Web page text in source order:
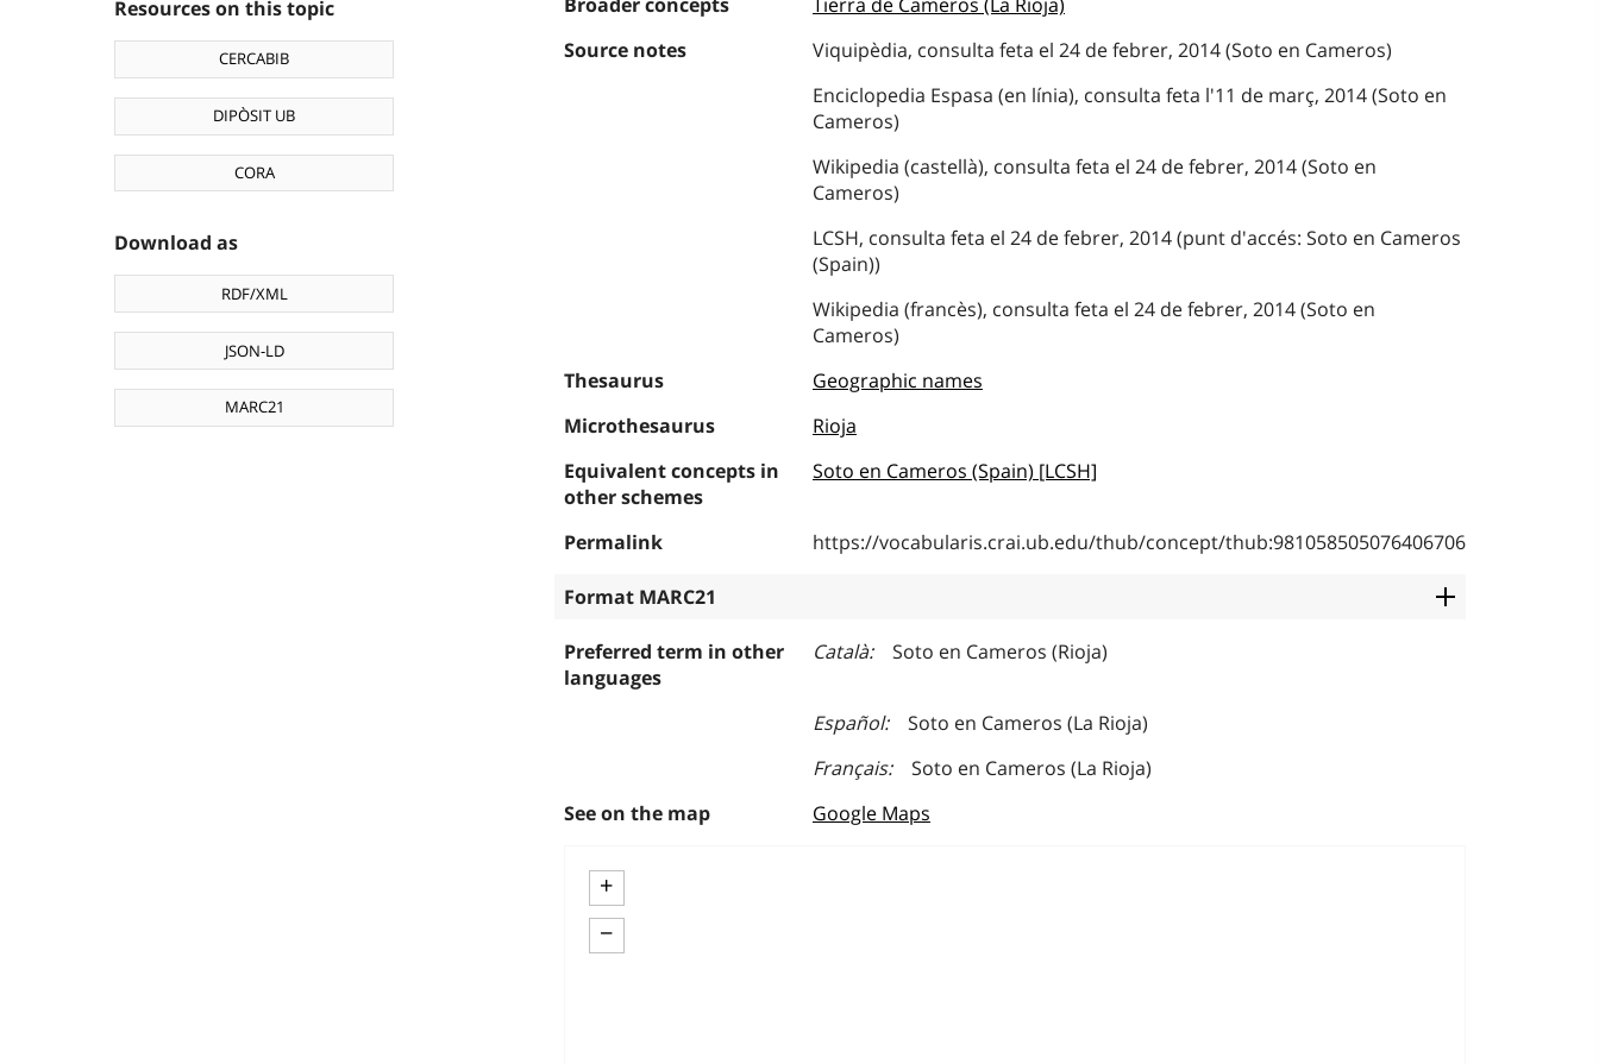
Resources on this topic
CERCABIB
DIPÒSIT UB
CORA
Download as
RDF/XML
JSON-LD
MARC21
Source notes
Viquipèdia, consulta feta el 24 de febrer, 2014 (Soto en Cameros)
Enciclopedia Espasa (en línia), consulta feta l'11 de març, 2014 (Soto en
Cameros)
Wikipedia (castellà), consulta feta el 24 de febrer, 2014 (Soto en
Cameros)
LCSH, consulta feta el 24 de febrer, 2014 (punt d'accés: Soto en Cameros
(Spain))
Wikipedia (francès), consulta feta el 24 de febrer, 2014 (Soto en
Cameros)
Thesaurus
Geographic names
Microthesaurus
Rioja
Equivalent concepts in
other schemes
Soto en Cameros (Spain) [LCSH]
Permalink https://vocabularis.crai.ub.edu/thub/concept/thub:981058505076406706
Format MARC21
Preferred term in other
languages
Català Soto en Cameros (Rioja)
Español
Soto en Cameros (La Rioja)
Français
Soto en Cameros (La Rioja)
See on the map
Google Maps
+
−